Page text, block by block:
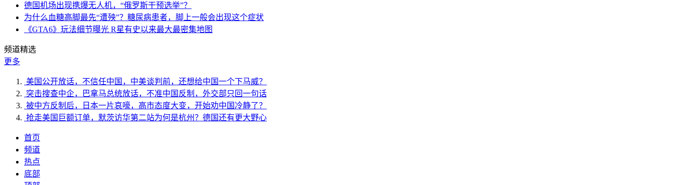
德国机场出现携爆无人机，“俄罗斯干预选举”？
为什么血糖高脚最先“遭殃”？糖尿病患者，脚上一般会出现这个症状
《GTA6》玩法细节曝光 R星有史以来最大最密集地图
频道精选
更多
美国公开放话，不信任中国，中美谈判前，还想给中国一个下马威？
突击搜查中企，巴拿马总统放话，不准中国反制，外交部只回一句话
被中方反制后，日本一片哀嚎，高市态度大变，开始劝中国冷静了？
抢走美国巨额订单，默茨访华第二站为何是杭州？德国还有更大野心
首页
频道
热点
底部